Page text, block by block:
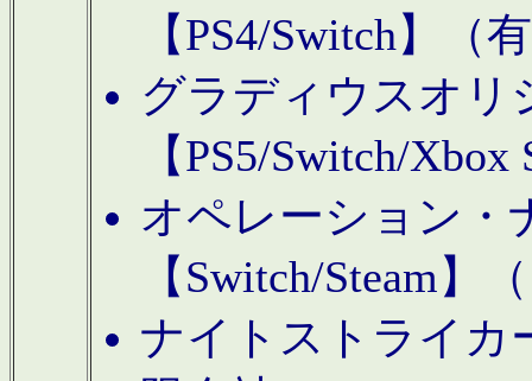
【PS4/Switch】（
グラディウスオリ
【PS5/Switch/
オペレーション・
【Switch/Steam】
ナイトストライカ